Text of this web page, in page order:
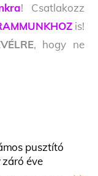
! Csatlakozz
is!
, hogy ne
pusztító
éve